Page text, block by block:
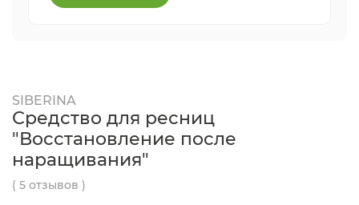
SIBERINA
Средство для ресниц
"Восстановление после
наращивания"
( 5 отзывов )